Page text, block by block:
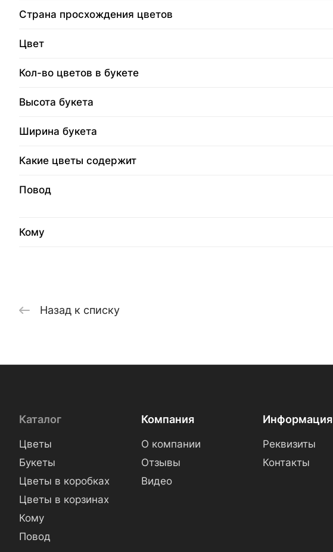
Страна просхождения цветов
Цвет
Кол-во цветов в букете
Высота букета
Ширина букета
Какие цветы содержит
Повод
Кому
Назад к списку
Каталог
Цветы
Букеты
Цветы в коробках
Цветы в корзинах
Кому
Повод
Компания
О компании
Отзывы
Видео
Информация
Реквизиты
Контакты